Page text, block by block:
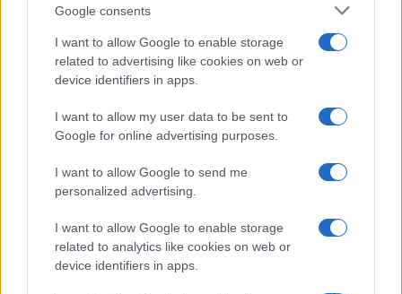
Google consents
I want to allow Google to enable storage
related to advertising like cookies on web or
device identifiers in apps.
I want to allow my user data to be sent to
Google for online advertising purposes.
I want to allow Google to send me
personalized advertising.
I want to allow Google to enable storage
related to analytics like cookies on web or
device identifiers in apps.